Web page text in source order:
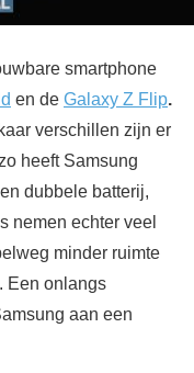
smartphone
en de Galaxy Z Flip.
verschillen zijn er
heeft Samsung
dubbele batterij,
nemen echter veel
minder ruimte
Een onlangs
aan een